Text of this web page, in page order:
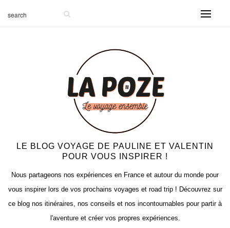
LE BLOG VOYAGE DE PAULINE ET VALENTIN
POUR VOUS INSPIRER !
Nous partageons nos expériences en France et autour du monde pour
vous inspirer lors de vos prochains voyages et road trip ! Découvrez sur
ce blog nos itinéraires, nos conseils et nos incontournables pour partir à
l'aventure et créer vos propres expériences.